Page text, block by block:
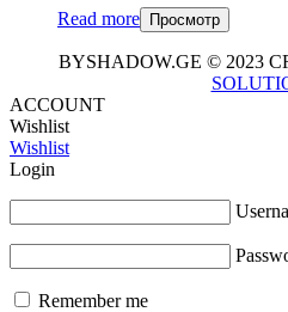
Read more Просмотр
BYSHADOW.GE © 2023
ACCOUNT
Wishlist
Wishlist
Login
Remember me